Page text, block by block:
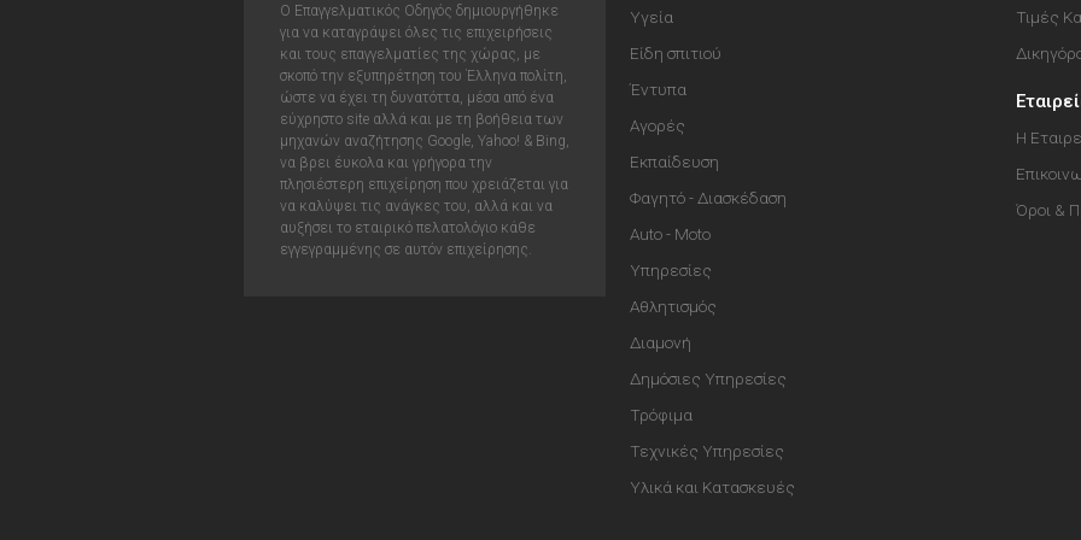
Ο Επαγγελματικός Οδηγός δημιουργήθηκε
για να καταγράψει όλες τις επιχειρήσεις
και τους επαγγελματίες της χώρας, με
σκοπό την εξυπηρέτηση του Έλληνα πολίτη,
ώστε να έχει τη δυνατόττα, μέσα από ένα
εύχρηστο site αλλά και με τη βοήθεια των
μηχανών αναζήτησης Google, Yahoo! & Bing,
να βρει έυκολα και γρήγορα την
πλησιέστερη επιχείρηση που χρειάζεται για
να καλύψει τις ανάγκες του, αλλά και να
αυξήσει το εταιρικό πελατολόγιο κάθε
εγγεγραμμένης σε αυτόν επιχείρησης.
Υγεία
Είδη σπιτιού
Έντυπα
Αγορές
Εκπαίδευση
Φαγητό - Διασκέδαση
Auto - Moto
Υπηρεσίες
Αθλητισμός
Διαμονή
Δημόσιες Υπηρεσίες
Τρόφιμα
Τεχνικές Υπηρεσίες
Υλικά και Κατασκευές
Τιμές
Η
Όροι &